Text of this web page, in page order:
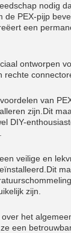
nodig
de PEX-pijp
een
ontworpen
rechte
van
zijn.Dit
DIY-
veilige en
zijn.
het
een